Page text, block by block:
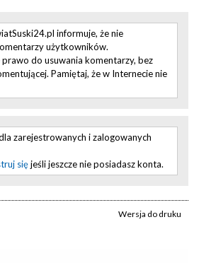
informuje, że nie
użytkowników.
do usuwania komentarzy, bez
Pamiętaj, że w Internecie nie
zarejestrowanych i zalogowanych
sięjeśli jeszcze nie posiadasz konta.
Wersja do druku